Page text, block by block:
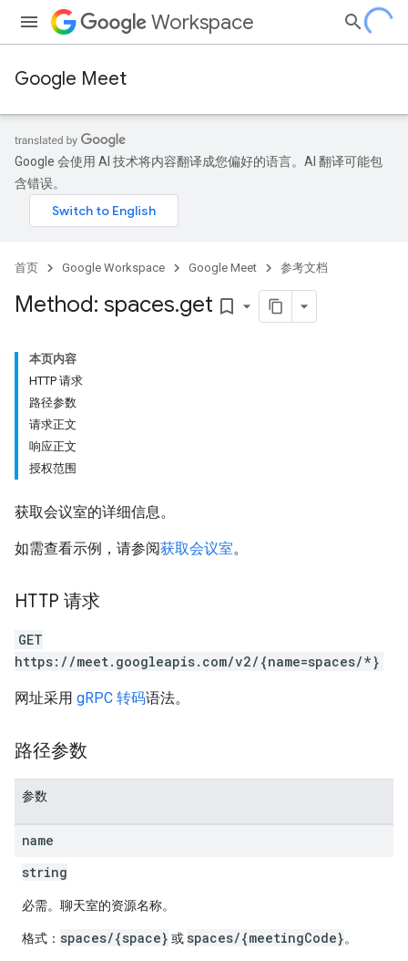
Workspace
Google Meet
Google 会使用 AI 技术将内容翻译成您偏好的语言。AI 翻译可能包
含错误。
首页 Google Workspace Google Meet 参考文档
Method: spaces.get bookmark_border
本页内容
HTTP 请求
路径参数
请求正文
响应正文
授权范围
获取会议室的详细信息。
如需查看示例，请参阅获取会议室。
HTTP 请求
GET
https://meet.googleapis.com/v2/{name=spaces/*}
网址采用 gRPC 转码语法。
路径参数
参数
name
string
必需。聊天室的资源名称。
格式： spaces/{space} 或 spaces/{meetingCode}。